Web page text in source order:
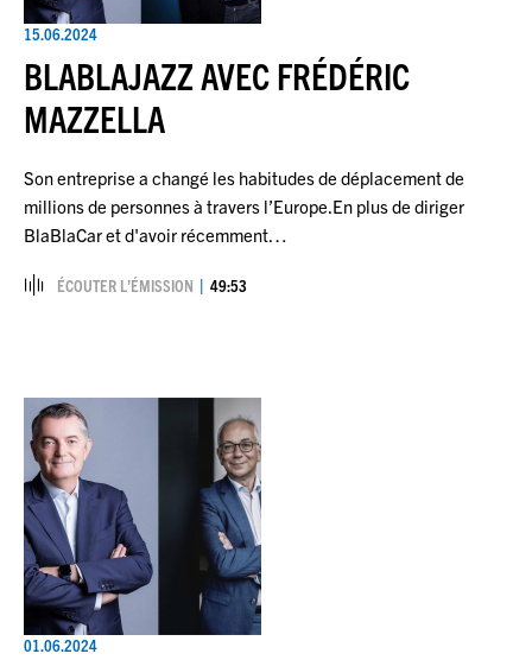
15.06.2024
BLABLAJAZZ AVEC FRÉDÉRIC
MAZZELLA
Son entreprise a changé les habitudes de déplacement de
millions de personnes à travers l’Europe.En plus de diriger
BlaBlaCar et d'avoir récemment…
ÉCOUTER L’ÉMISSION 49:53
01.06.2024